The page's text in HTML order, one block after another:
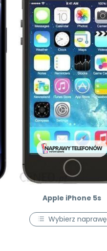
Apple iPhone 5s
Wybierz naprawę